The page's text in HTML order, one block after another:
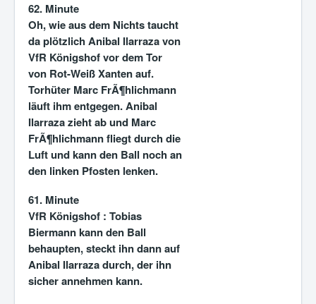
62. Minute
Oh, wie aus dem Nichts taucht
da plötzlich Anibal Ilarraza von
VfR Königshof vor dem Tor
von Rot-Weiß Xanten auf.
Torhüter Marc FrÃ¶hlichmann
läuft ihm entgegen. Anibal
Ilarraza zieht ab und Marc
FrÃ¶hlichmann fliegt durch die
Luft und kann den Ball noch an
den linken Pfosten lenken.
61. Minute
VfR Königshof : Tobias
Biermann kann den Ball
behaupten, steckt ihn dann auf
Anibal Ilarraza durch, der ihn
sicher annehmen kann.